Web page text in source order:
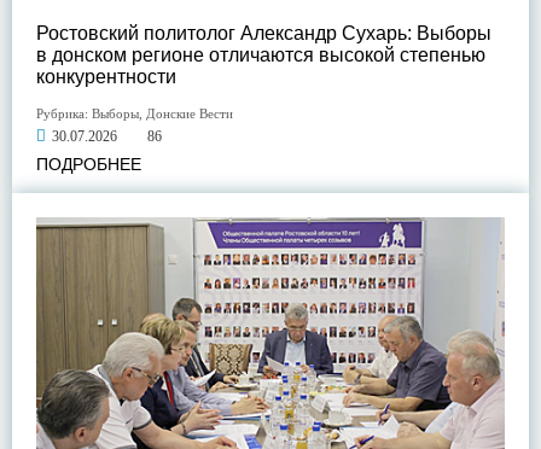
Ростовский политолог Александр Сухарь: Выборы
в донском регионе отличаются высокой степенью
конкурентности
Рубрика: Выборы Донские Вести
30.07.2026 86
ПОДРОБНЕЕ